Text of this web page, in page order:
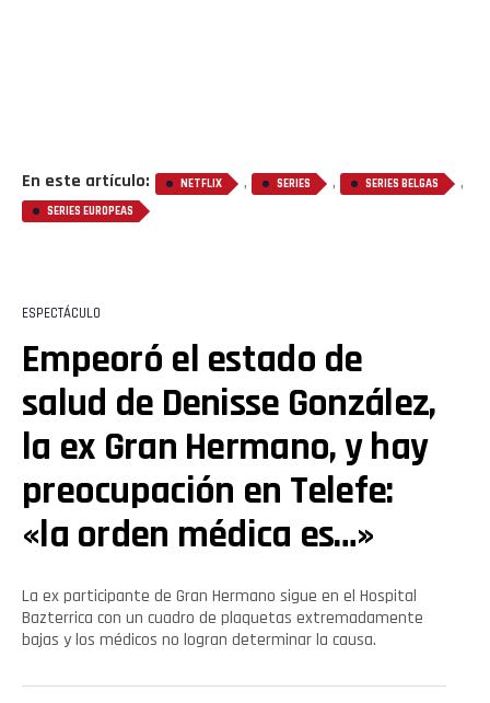
En este artículo: NETFLIX , SERIES , SERIES BELGAS ,
SERIES EUROPEAS
ESPECTÁCULO
Empeoró el estado de
salud de Denisse González,
la ex Gran Hermano, y hay
preocupación en Telefe:
«la orden médica es…»
La ex participante de Gran Hermano sigue en el Hospital
Bazterrica con un cuadro de plaquetas extremadamente
bajas y los médicos no logran determinar la causa.